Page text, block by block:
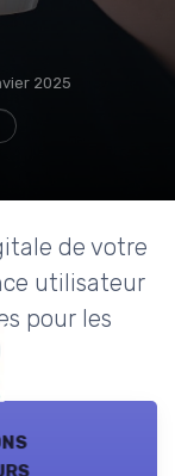
2025
de votre
utilisateur
pour les